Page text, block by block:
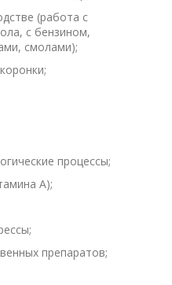
(работа с
с бензином,
смолами);
процессы;
А);
препаратов;